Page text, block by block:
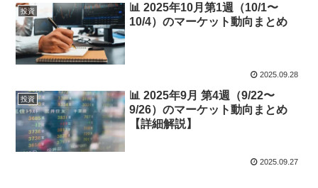
投資
📊 2025年10月第1週（10/1〜
10/4）のマーケット動向まとめ
2025.09.28
投資
📊 2025年9月 第4週（9/22〜
9/26）のマーケット動向まとめ
【詳細解説】
2025.09.27